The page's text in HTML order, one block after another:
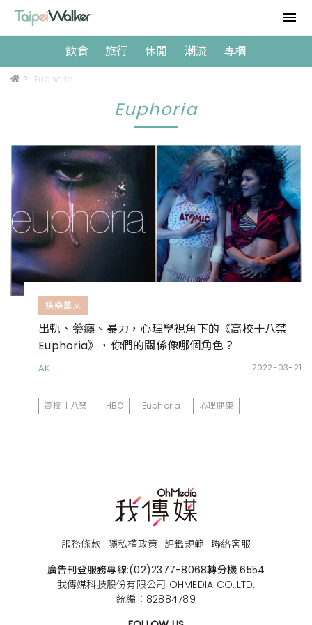
飲食 旅行 休閒 潮流 專欄
> Euphoria
Euphoria
娛樂藝文
出軌、藥癮、暴力，心理學視角下的《高校十八禁
Euphoria》，你們的關係像哪個角色？
AK 2022-03-21
高校十八禁 HBO Euphoria 心理健康
服務條款 隱私權政策 評鑑規範 聯絡客服
廣告刊登服務專線:(02)2377-8068轉分機 6554
我傳媒科技股份有限公司 OHMEDIA CO.,LTD.
統編：82884789